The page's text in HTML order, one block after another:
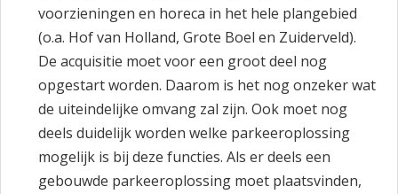
voorzieningen en horeca in het hele plangebied
(o.a. Hof van Holland, Grote Boel en Zuiderveld).
De acquisitie moet voor een groot deel nog
opgestart worden. Daarom is het nog onzeker wat
de uiteindelijke omvang zal zijn. Ook moet nog
deels duidelijk worden welke parkeeroplossing
mogelijk is bij deze functies. Als er deels een
gebouwde parkeeroplossing moet plaatsvinden,